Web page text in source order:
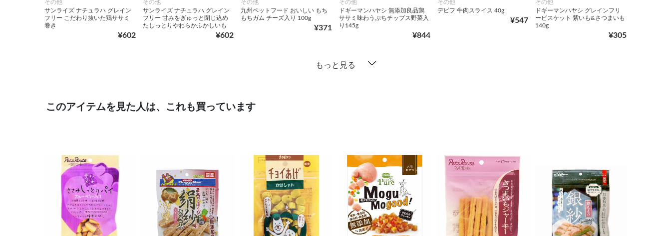
その他
サンライズ ナチュラハ グレイン
フリー こだわり抜いた鶏ササミ
巻き
¥602
その他
サンライズ ナチュラハ グレイン
フリー 甘みをぎゅっと閉じ込め
たしっとりやわらかふかしいも
¥602
その他
九州ペットフード おいしい もち
もちガム チーズ入り 100g
¥371
その他
ドギーマンハヤシ 無添加良品鶏
ササミ味わうぷちチップス野菜入
り145g
¥844
その他
デビフ 牛肉スライス 40g
¥547
その他
ドギーマンハヤシ グレインフリ
ービスケット 紫いも&さつまいも
140g
¥305
もっと見る
このアイテムを見た人は、これも買っています